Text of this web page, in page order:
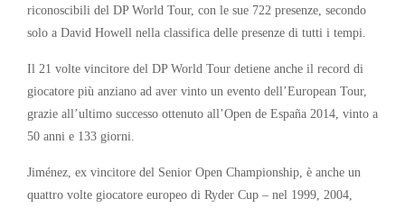
riconoscibili del DP World Tour, con le sue 722 presenze, secondo
solo a David Howell nella classifica delle presenze di tutti i tempi.
Il 21 volte vincitore del DP World Tour detiene anche il record di
giocatore più anziano ad aver vinto un evento dell’European Tour,
grazie all’ultimo successo ottenuto all’Open de España 2014, vinto a
50 anni e 133 giorni.
Jiménez, ex vincitore del Senior Open Championship, è anche un
quattro volte giocatore europeo di Ryder Cup – nel 1999, 2004,